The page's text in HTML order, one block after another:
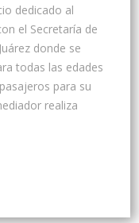
dedicado al
el Secretaría de
donde se
todas las edades
para su
realiza